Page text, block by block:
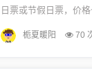
日票或节假日票，价
策，游客可以根据自
格...
栀夏暖阳 70